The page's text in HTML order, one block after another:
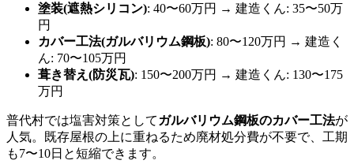
塗装(遮熱シリコン): 40〜60万円 → 建造くん: 35〜50万
円
カバー工法(ガルバリウム鋼板): 80〜120万円 → 建造く
ん: 70〜105万円
葺き替え(防災瓦): 150〜200万円 → 建造くん: 130〜175
万円
普代村では塩害対策として ガルバリウム鋼板のカバー工法が
人気。既存屋根の上に重ねるため廃材処分費が不要で、工期
も7〜10日と短縮できます。